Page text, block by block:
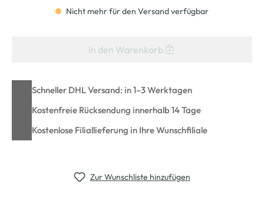
Nicht mehr für den Versand verfügbar
In den Warenkorb
Schneller DHL Versand: in 1–3 Werktagen
Kostenfreie Rücksendung innerhalb 14 Tage
Kostenlose Filiallieferung in Ihre Wunschfiliale
Zur Wunschliste hinzufügen